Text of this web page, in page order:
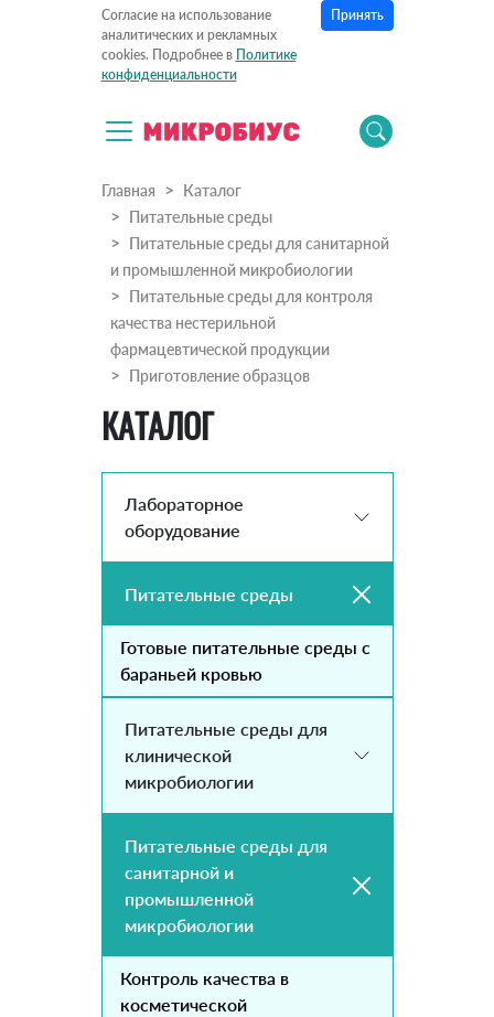
Согласие на использование
аналитических и рекламных
cookies. Подробнее в Политике
конфиденциальности
Принять
Главная
Каталог
Питательные среды
Питательные среды для санитарной
и промышленной микробиологии
Питательные среды для контроля
качества нестерильной
фармацевтической продукции
Приготовление образцов
КАТАЛОГ
Лабораторное
оборудование
Питательные среды
Готовые питательные среды с
бараньей кровью
Питательные среды для
клинической
микробиологии
Питательные среды для
санитарной и
промышленной
микробиологии
Контроль качества в
косметической